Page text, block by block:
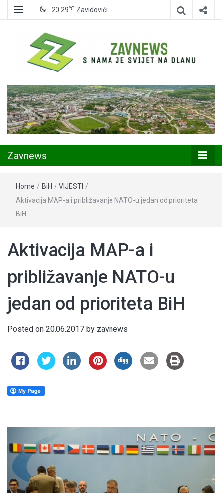
20.29℃ Zavidovići
Zavnews
Zavnews
Home / BiH / VIJESTI /
Aktivacija MAP-a i približavanje NATO-u jedan od prioriteta
BiH
Aktivacija MAP-a i
približavanje NATO-u
jedan od prioriteta BiH
Posted on 20.06.2017 by zavnews